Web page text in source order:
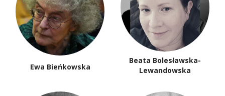
Ewa Bieńkowska
Beata Bolesławska-
Lewandowska